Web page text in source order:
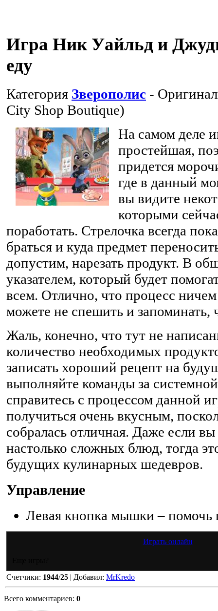
Игра Ник Уайльд и
еду
Категория Зверополис -
City Shop Boutique)
На самом деле
простейшая,
придется
где в данный
вы видите
которыми
поработать. Стрелочка всегда
браться и куда предмет
допустим, нарезать продукт. В
указателем, который будет
всем. Отлично, что процесс
можете не спешить и запоминать,
Жаль, конечно, что тут не
количество необходимых
записать хороший рецепт на
выполняйте команды за
справитесь с процессом данной
получиться очень вкусным,
собралась отличная. Даже если
настолько сложных блюд, тогда
будущих кулинарных шедевров.
Управление
Левая кнопка мышки – помочь
Играть онлайн
Счетчики: 1944/25 | Добавил: MrKredo
Всего комментариев: 0